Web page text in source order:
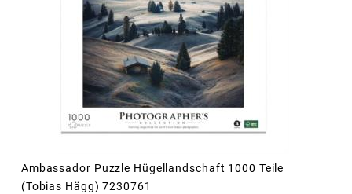
Ambassador Puzzle Hügellandschaft 1000 Teile
(Tobias Hägg) 7230761